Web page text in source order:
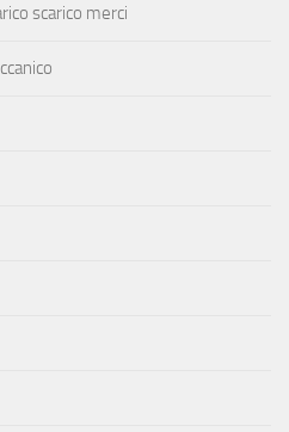
scarico merci